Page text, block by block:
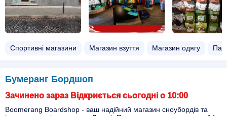
Спортивні магазини Магазин взуття Магазин одягу
Бумеранг Бордшоп
Зачинено зараз Відкриється сьогодні о 10:00
Boomerang Boardshop - ваш надійний магазин сноубордів та